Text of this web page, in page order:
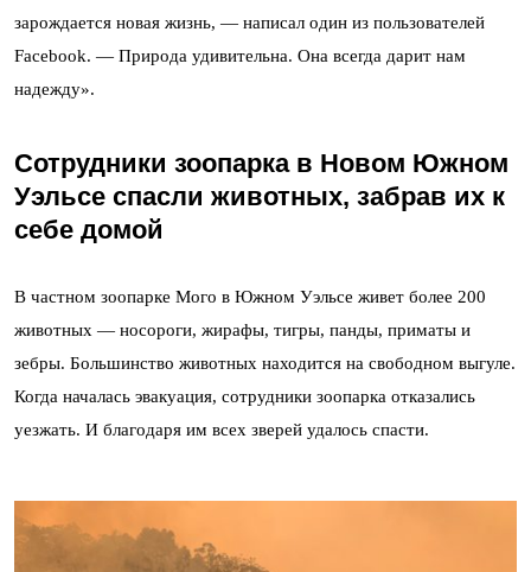
зарождается новая жизнь, — написал один из пользователей
Facebook. — Природа удивительна. Она всегда дарит нам
надежду».
Сотрудники зоопарка в Новом Южном
Уэльсе спасли животных, забрав их к
себе домой
В частном зоопарке Мого в Южном Уэльсе живет более 200
животных — носороги, жирафы, тигры, панды, приматы и
зебры. Большинство животных находится на свободном выгуле.
Когда началась эвакуация, сотрудники зоопарка отказались
уезжать. И благодаря им всех зверей удалось спасти.